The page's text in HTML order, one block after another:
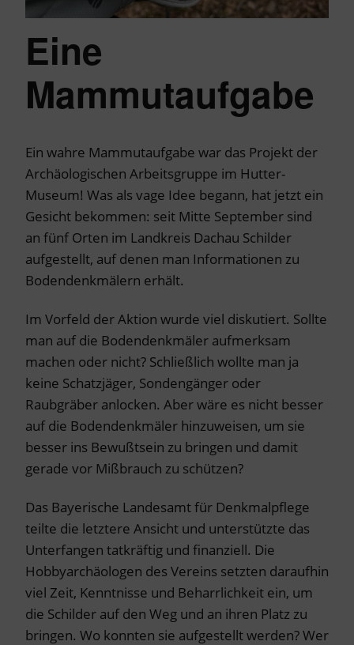
Eine
Mammutaufgabe
Ein wahre Mammutaufgabe war das Projekt der
Archäologischen Arbeitsgruppe im Hutter-
Museum! Was als vage Idee begann, hat jetzt ein
Gesicht bekommen: seit Mitte September sind
an fünf Orten im Landkreis Dachau Schilder
aufgestellt, auf denen man Informationen zu
Bodendenkmälern erhält.
Im Vorfeld der Aktion wurde viel diskutiert. Sollte
man auf die Bodendenkmäler aufmerksam
machen oder nicht? Schließlich wollte man ja
keine Schatzjäger, Sondengänger oder
Raubgräber anlocken. Aber wäre es nicht besser
auf die Bodendenkmäler hinzuweisen, um sie
besser ins Bewußtsein zu bringen und damit
gerade vor Mißbrauch zu schützen?
Das Bayerische Landesamt für Denkmalpflege
teilte die letztere Ansicht und unterstützte das
Unterfangen tatkräftig und finanziell. Die
Hobbyarchäologen des Vereins setzten daraufhin
viel Zeit, Kenntnisse und Beharrlichkeit ein, um
die Schilder auf den Weg und an ihren Platz zu
bringen. Wo konnten sie aufgestellt werden? Wer